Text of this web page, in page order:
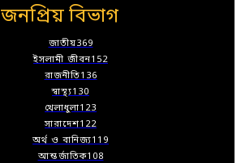
জনপ্রিয় বিভাগ
জাতীয়369
ইসলামী জীবন152
রাজনীতি136
স্বাস্থ্য130
খেলাধুলা123
সারাদেশ122
অর্থ ও বানিজ্য119
আন্তর্জাতিক108